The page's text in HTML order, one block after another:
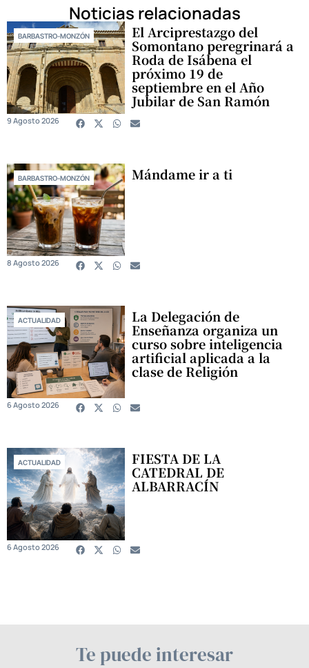
Noticias relacionadas
BARBASTRO-MONZÓN El Arciprestazgo del
Somontano peregrinará a
Roda de Isábena el
próximo 19 de
septiembre en el Año
Jubilar de San Ramón
9 Agosto 2026
BARBASTRO-MONZÓN Mándame ir a ti
8 Agosto 2026
ACTUALIDAD La Delegación de
Enseñanza organiza un
curso sobre inteligencia
artificial aplicada a la
clase de Religión
6 Agosto 2026
ACTUALIDAD FIESTA DE LA
CATEDRAL DE
ALBARRACÍN
6 Agosto 2026
Te puede interesar